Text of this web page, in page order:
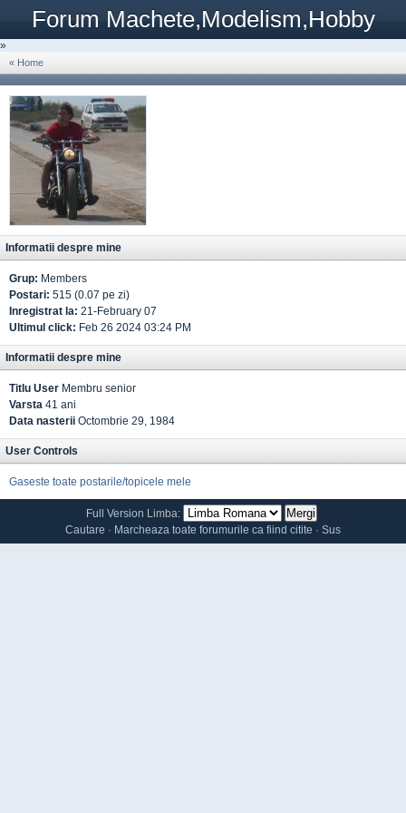
Forum Machete,Modelism,Hobby
»
« Home
Informatii despre mine
Grup: Members
Postari: 515 (0.07 pe zi)
Inregistrat la: 21-February 07
Ultimul click: Feb 26 2024 03:24 PM
Informatii despre mine
Titlu User Membru senior
Varsta 41 ani
Data nasterii Octombrie 29, 1984
User Controls
Gaseste toate postarile/topicele mele
Full Version Limba:
Cautare · Marcheaza toate forumurile ca fiind citite · Sus